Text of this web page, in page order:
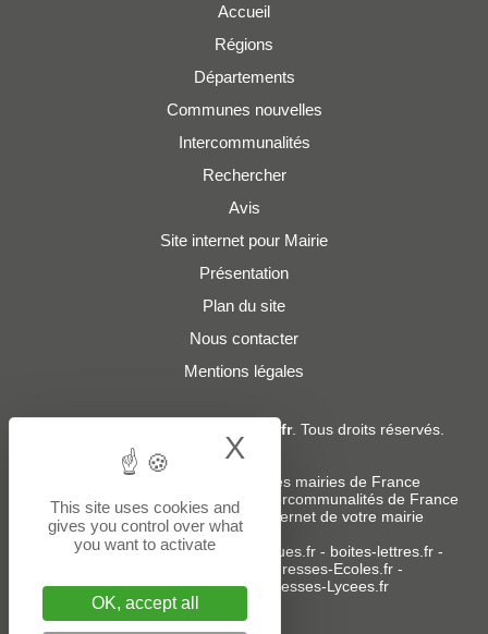
Accueil
Régions
Départements
Communes nouvelles
Intercommunalités
Rechercher
Avis
Site internet pour Mairie
Présentation
Plan du site
Nous contacter
Mentions légales
Adresses-Mairies.fr. Tous droits réservés.
Services :
Liste des adresses e-mails des mairies de France
Liste des adresses e-mails des intercommunalités de France
-Création ou refonte du site internet de votre mairie
Sites partenaires:donneespubliques.fr- boites-lettres.fr-
Adresses-Ecoles.fr -
Adresses-Colleges.fr- Adresses-Lycees.fr
This site uses cookies and
gives you control over what
you want to activate
OK, accept all
X